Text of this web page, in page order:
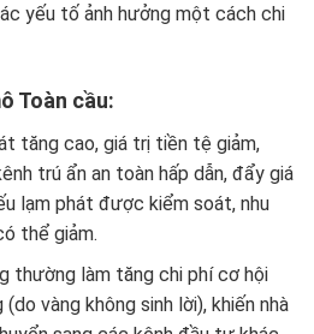
yếu tố ảnh hưởng một cách chi
Toàn cầu:
tăng cao, giá trị tiền tệ giảm,
trú ẩn an toàn hấp dẫn, đẩy giá
lạm phát được kiểm soát, nhu
thể giảm.
thường làm tăng chi phí cơ hội
vàng không sinh lời), khiến nhà